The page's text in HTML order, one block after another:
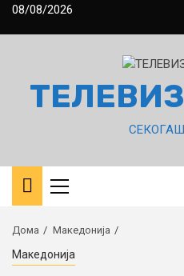
Skip08/08/2026
Primary
Дома Македонија
Македонија